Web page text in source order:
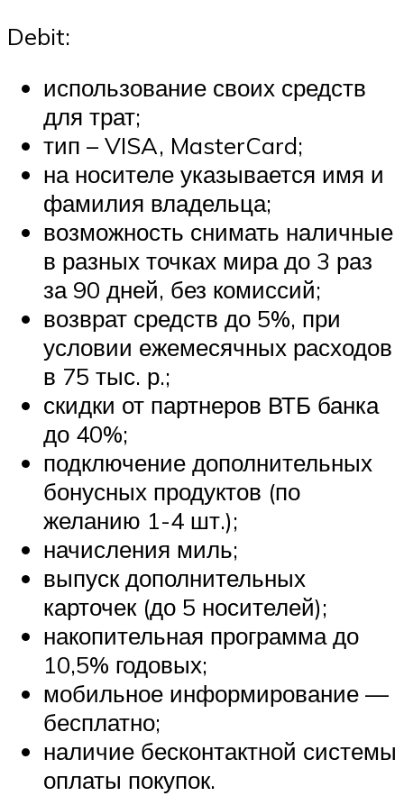
Debit:
использование своих средств
для трат;
тип – VISA, MasterCard;
на носителе указывается имя и
фамилия владельца;
возможность снимать наличные
в разных точках мира до 3 раз
за 90 дней, без комиссий;
возврат средств до 5%, при
условии ежемесячных расходов
в 75 тыс. р.;
скидки от партнеров ВТБ банка
до 40%;
подключение дополнительных
бонусных продуктов (по
желанию 1-4 шт.);
начисления миль;
выпуск дополнительных
карточек (до 5 носителей);
накопительная программа до
10,5% годовых;
мобильное информирование —
бесплатно;
наличие бесконтактной системы
оплаты покупок.